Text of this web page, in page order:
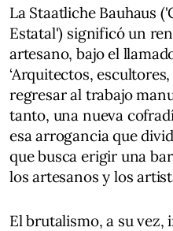
La Staatliche Bauhaus
Estatal') significó un
artesano, bajo el
‘Arquitectos,
regresar al trabajo
tanto, una nueva
esa arrogancia que
que busca erigir una
los artesanos y los
El brutalismo, a su vez,